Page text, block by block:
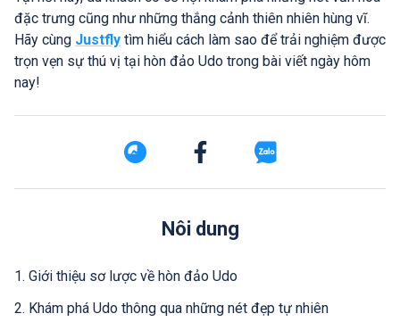
đặc trưng cũng như những thắng cảnh thiên nhiên hùng vĩ.
Hãy cùng Justfly tìm hiểu cách làm sao để trải nghiệm được
trọn vẹn sự thú vị tại hòn đảo Udo trong bài viết ngày hôm
nay!
Nôi dung
1. Giới thiệu sơ lược về hòn đảo Udo
2. Khám phá Udo thông qua những nét đẹp tự nhiên